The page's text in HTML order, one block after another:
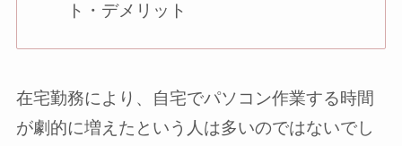
ト・デメリット
在宅勤務により、自宅でパソコン作業する時間
が劇的に増えたという人は多いのではないでし